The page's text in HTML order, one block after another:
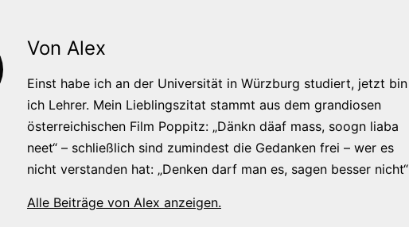
Von Alex
Einst habe ich an der Universität in Würzburg studiert, jetzt bin
ich Lehrer. Mein Lieblingszitat stammt aus dem grandiosen
österreichischen Film Poppitz: „Dänkn däaf mass, soogn liaba
neet“ – schließlich sind zumindest die Gedanken frei – wer es
nicht verstanden hat: „Denken darf man es, sagen besser nicht“
Alle Beiträge von Alex anzeigen.